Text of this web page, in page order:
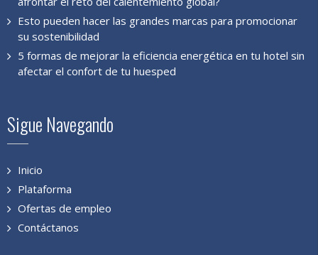
Esto pueden hacer las grandes marcas para promocionar
su sostenibilidad
5 formas de mejorar la eficiencia energética en tu hotel sin
afectar el confort de tu huesped
Sigue Navegando
Inicio
Plataforma
Ofertas de empleo
Contáctanos